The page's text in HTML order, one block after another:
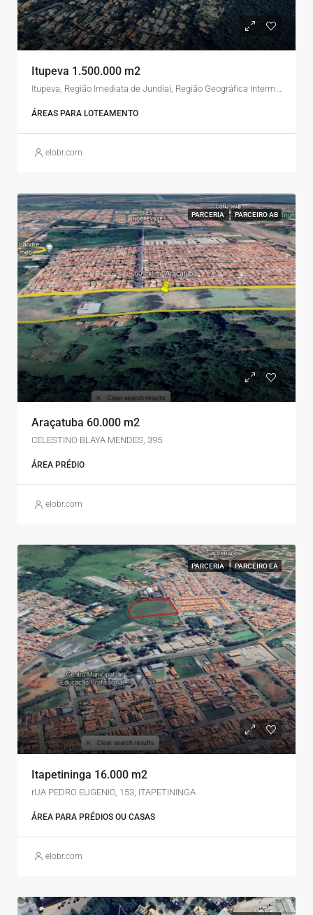
Itupeva 1.500.000 m2
ÁREAS PARA LOTEAMENTO
elobr.com
PARCERIA PARCEIRO AB
Araçatuba 60.000 m2
CELESTINO BLAYA MENDES, 395
ÁREA PRÉDIO
elobr.com
PARCERIA PARCEIRO EA
Itapetininga 16.000 m2
rUA PEDRO EUGENIO, 153, ITAPETININGA
ÁREA PARA PRÉDIOS OU CASAS
elobr.com